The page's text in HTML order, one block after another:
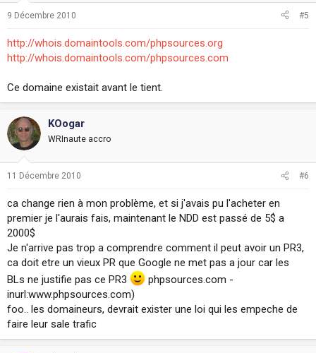
9 Décembre 2010 #5
http://whois.domaintools.com/phpsources.org
http://whois.domaintools.com/phpsources.com
Ce domaine existait avant le tient.
KOogar
WRInaute accro
11 Décembre 2010 #6
ca change rien à mon problème, et si j'avais pu l'acheter en
premier je l'aurais fais, maintenant le NDD est passé de 5$ a
2000$
Je n'arrive pas trop a comprendre comment il peut avoir un PR3,
ca doit etre un vieux PR que Google ne met pas a jour car les
BLs ne justifie pas ce PR3
phpsources.com -
inurl:www.phpsources.com)
foo.. les domaineurs, devrait exister une loi qui les empeche de
faire leur sale trafic